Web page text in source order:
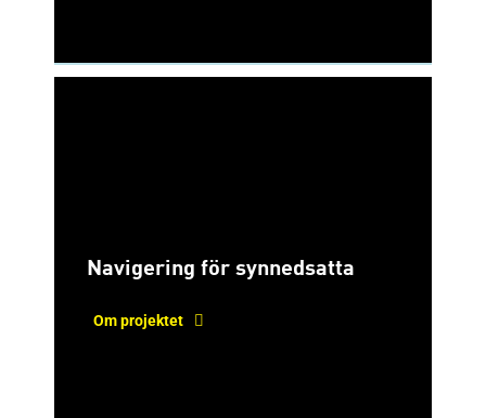
Navigering för synnedsatta
Om projektet